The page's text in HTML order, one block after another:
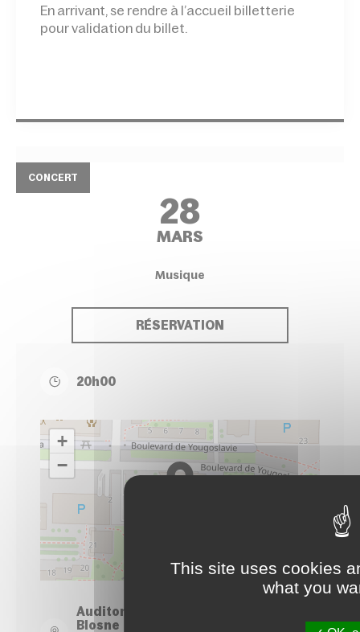
En arrivant, se rendre à l’accueil billetterie
pour validation du billet.
CONCERT
28
MARS
Musique
RÉSERVATION
20h00
+
−
Leaflet| © OpenStreetMapcontributors
Auditorium du Conservatoire - Site
Blosne
This site uses cookies
what you